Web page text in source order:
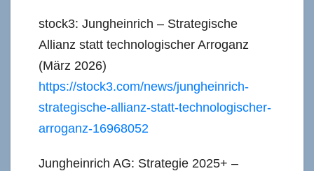
stock3: Jungheinrich – Strategische
Allianz statt technologischer Arroganz
(März 2026)
https://stock3.com/news/jungheinrich-
strategische-allianz-statt-technologischer-
arroganz-16968052
Jungheinrich AG: Strategie 2025+ –